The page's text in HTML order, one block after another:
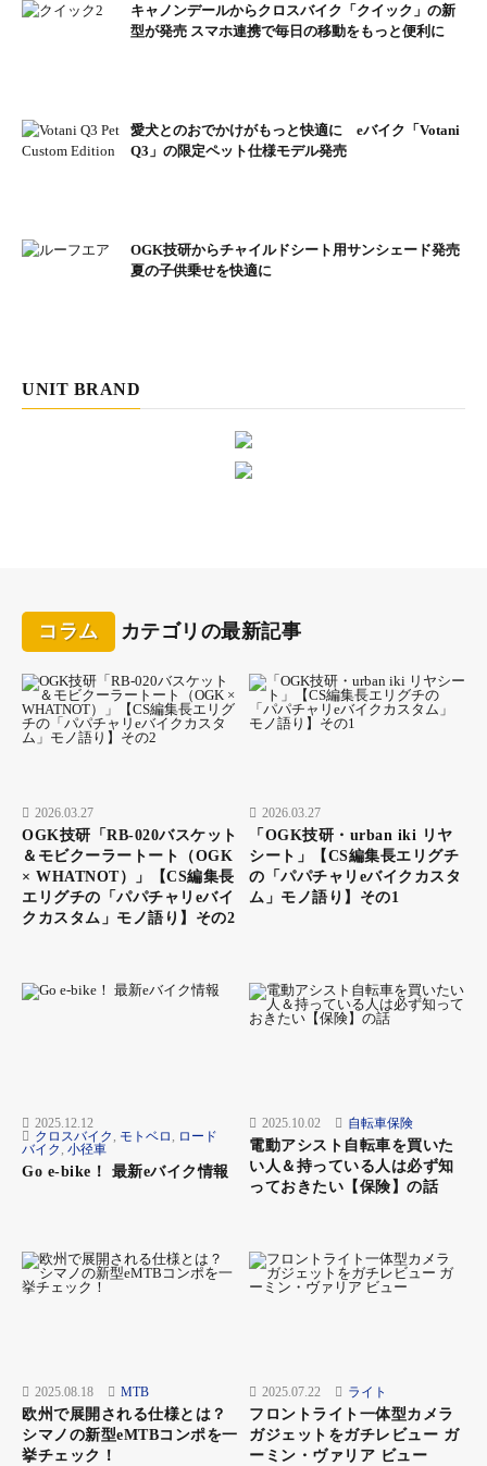
キャノンデールからクロスバイク「クイック」の新
型が発売 スマホ連携で毎日の移動をもっと便利に
愛犬とのおでかけがもっと快適に eバイク「Votani
Q3」の限定ペット仕様モデル発売
OGK技研からチャイルドシート用サンシェード発売
夏の子供乗せを快適に
UNIT BRAND
コラム カテゴリの最新記事
2026.03.27
OGK技研「RB-020バスケット
＆モビクーラートート（OGK
× WHATNOT）」【CS編集長
エリグチの「パパチャリeバイ
クカスタム」モノ語り】その2
2026.03.27
「OGK技研・urban iki リヤ
シート」【CS編集長エリグチ
の「パパチャリeバイクカスタ
ム」モノ語り】その1
2025.12.12
クロスバイク , モトベロ , ロード
バイク , 小径車
Go e-bike！ 最新eバイク情報
2025.10.02 自転車保険
電動アシスト自転車を買いた
い人＆持っている人は必ず知
っておきたい【保険】の話
2025.08.18 MTB
欧州で展開される仕様とは？
シマノの新型eMTBコンポを一
挙チェック！
2025.07.22 ライト
フロントライト一体型カメラ
ガジェットをガチレビュー ガ
ーミン・ヴァリア ビュー